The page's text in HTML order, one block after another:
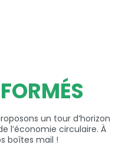
un tour d’horizon
l’économie circulaire. À
boîtes mail !